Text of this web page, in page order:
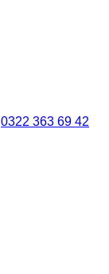
0322 363 69 42